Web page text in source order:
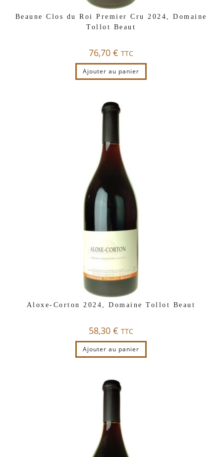
Beaune Clos du Roi Premier Cru 2024, Domaine
Tollot Beaut
76,70 € TTC
Ajouter au panier
Aloxe-Corton 2024, Domaine Tollot Beaut
58,30 € TTC
Ajouter au panier